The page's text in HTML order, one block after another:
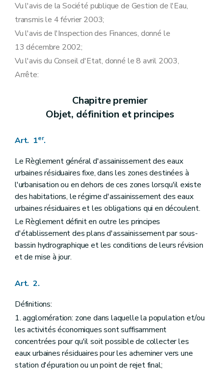
Vu l'avis de la Société publique de Gestion de l'Eau,
transmis le 4 février 2003;
Vu l'avis de l'Inspection des Finances, donné le
13 décembre 2002;
Vu l'avis du Conseil d'Etat, donné le 8 avril 2003,
Arrête:
Chapitre premier
Objet, définition et principes
Art. 1er.
Le Règlement général d'assainissement des eaux
urbaines résiduaires fixe, dans les zones destinées à
l'urbanisation ou en dehors de ces zones lorsqu'il existe
des habitations, le régime d'assainissement des eaux
urbaines résiduaires et les obligations qui en découlent.
Le Règlement définit en outre les principes
d'établissement des plans d'assainissement par sous-
bassin hydrographique et les conditions de leurs révision
et de mise à jour.
Art. 2.
Définitions:
1. agglomération: zone dans laquelle la population et/ou
les activités économiques sont suffisamment
concentrées pour qu'il soit possible de collecter les
eaux urbaines résiduaires pour les acheminer vers une
station d'épuration ou un point de rejet final;